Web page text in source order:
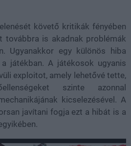
követő kritikák fényében
továbbra is akadnak problémák
Ugyanakkor egy különös hiba
játékban. A játékosok ugyanis
exploitot, amely lehetővé tette,
szinte azonnal
kicselezésével. A
javítani fogja ezt a hibát is a